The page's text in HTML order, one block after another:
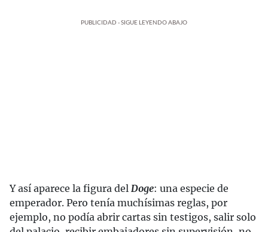
PUBLICIDAD - SIGUE LEYENDO ABAJO
Y así aparece la figura del Doge: una especie de
emperador. Pero tenía muchísimas reglas, por
ejemplo, no podía abrir cartas sin testigos, salir solo